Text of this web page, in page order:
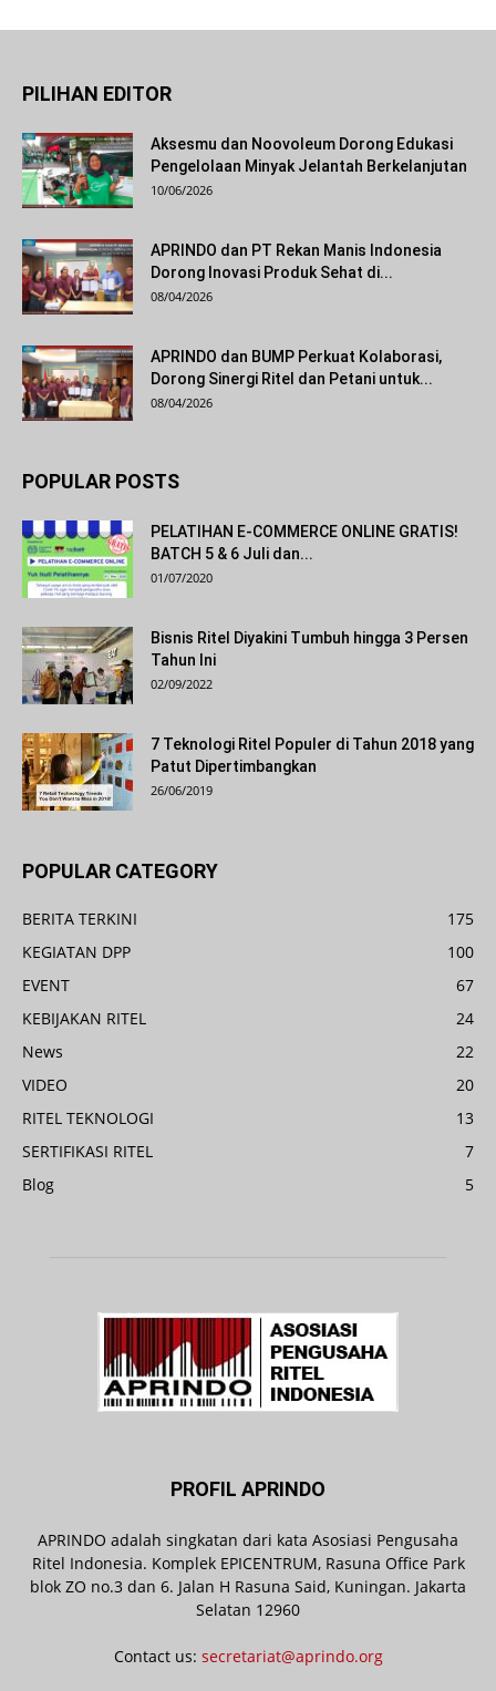
PILIHAN EDITOR
Aksesmu dan Noovoleum Dorong Edukasi
Pengelolaan Minyak Jelantah Berkelanjutan
10/06/2026
APRINDO dan PT Rekan Manis Indonesia
Dorong Inovasi Produk Sehat di...
08/04/2026
APRINDO dan BUMP Perkuat Kolaborasi,
Dorong Sinergi Ritel dan Petani untuk...
08/04/2026
POPULAR POSTS
PELATIHAN E-COMMERCE ONLINE GRATIS!
BATCH 5 & 6 Juli dan...
01/07/2020
Bisnis Ritel Diyakini Tumbuh hingga 3 Persen
Tahun Ini
02/09/2022
7 Teknologi Ritel Populer di Tahun 2018 yang
Patut Dipertimbangkan
26/06/2019
POPULAR CATEGORY
BERITA TERKINI
175
KEGIATAN DPP
100
EVENT
67
KEBIJAKAN RITEL
24
News
22
VIDEO
20
RITEL TEKNOLOGI
13
SERTIFIKASI RITEL
7
Blog
5
PROFIL APRINDO
APRINDO adalah singkatan dari kata Asosiasi Pengusaha
Ritel Indonesia. Komplek EPICENTRUM, Rasuna Office Park
blok ZO no.3 dan 6. Jalan H Rasuna Said, Kuningan. Jakarta
Selatan 12960
Contact us: secretariat@aprindo.org